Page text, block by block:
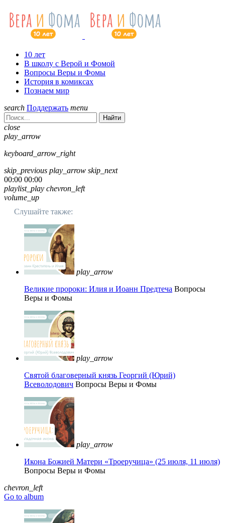
10 лет
В школу с Верой и Фомой
Вопросы Веры и Фомы
История в комиксах
Познаем мир
search Поддержать menu
Найти
close
play_arrow
keyboard_arrow_right
skip_previous play_arrow skip_next
00:00 00:00
playlist_play chevron_left
volume_up
Слушайте также:
play_arrow
Великие пророки: Илия и Иоанн Предтеча Вопросы
Веры и Фомы
play_arrow
Святой благоверный князь Георгий (Юрий)
Всеволодович Вопросы Веры и Фомы
play_arrow
Икона Божией Матери «Троеручица» (25 июля, 11 июля)
Вопросы Веры и Фомы
chevron_left
Go to album